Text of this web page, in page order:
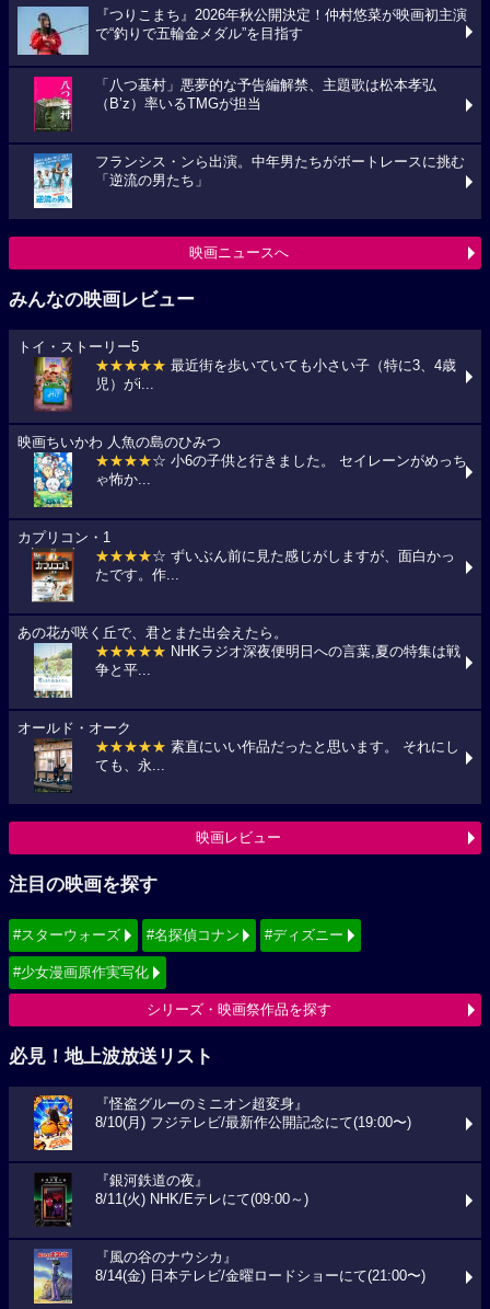
『つりこまち』2026年秋公開決定！仲村悠菜が映画初主演
で“釣りで五輪金メダル”を目指す
「八つ墓村」悪夢的な予告編解禁、主題歌は松本孝弘
（B’z）率いるTMGが担当
フランシス・ンら出演。中年男たちがボートレースに挑む
「逆流の男たち」
映画ニュースへ
みんなの映画レビュー
トイ・ストーリー5
★★★★★ 最近街を歩いていても小さい子（特に3、4歳
児）がi...
映画ちいかわ 人魚の島のひみつ
★★★★☆ 小6の子供と行きました。 セイレーンがめっち
ゃ怖か...
カプリコン・1
★★★★☆ ずいぶん前に見た感じがしますが、面白かっ
たです。作...
あの花が咲く丘で、君とまた出会えたら。
★★★★★ NHKラジオ深夜便明日への言葉,夏の特集は戦
争と平...
オールド・オーク
★★★★★ 素直にいい作品だったと思います。 それにし
ても、永...
映画レビュー
注目の映画を探す
#スターウォーズ #名探偵コナン #ディズニー
#少女漫画原作実写化
シリーズ・映画祭作品を探す
必見！地上波放送リスト
『怪盗グルーのミニオン超変身』
8/10(月) フジテレビ/最新作公開記念にて(19:00〜)
『銀河鉄道の夜』
8/11(火) NHK/Eテレにて(09:00～)
『風の谷のナウシカ』
8/14(金) 日本テレビ/金曜ロードショーにて(21:00〜)